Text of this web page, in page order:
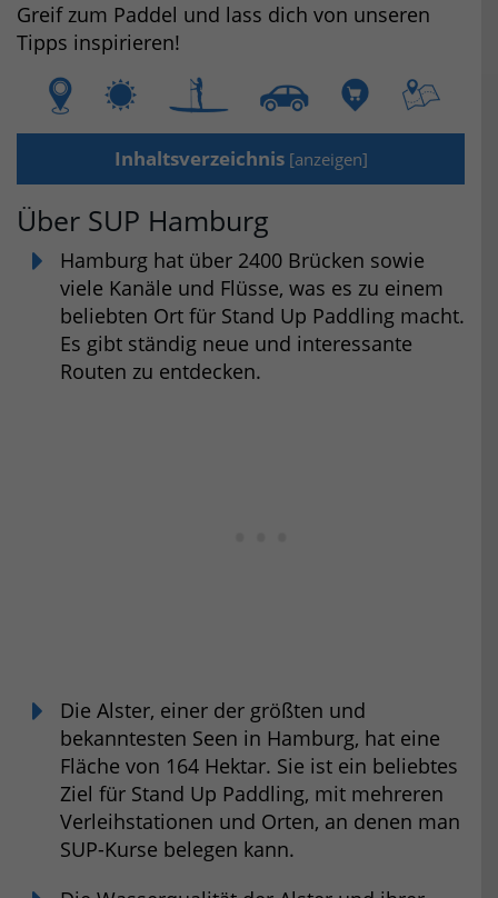
Greif zum Paddel und lass dich von unseren
Tipps inspirieren!
Inhaltsverzeichnis [anzeigen]
Über SUP Hamburg
Hamburg hat über 2400 Brücken sowie
viele Kanäle und Flüsse, was es zu einem
beliebten Ort für Stand Up Paddling macht.
Es gibt ständig neue und interessante
Routen zu entdecken.
Die Alster, einer der größten und
bekanntesten Seen in Hamburg, hat eine
Fläche von 164 Hektar. Sie ist ein beliebtes
Ziel für Stand Up Paddling, mit mehreren
Verleihstationen und Orten, an denen man
SUP-Kurse belegen kann.